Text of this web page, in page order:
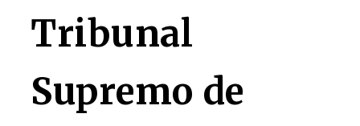
Tribunal
Supremo de